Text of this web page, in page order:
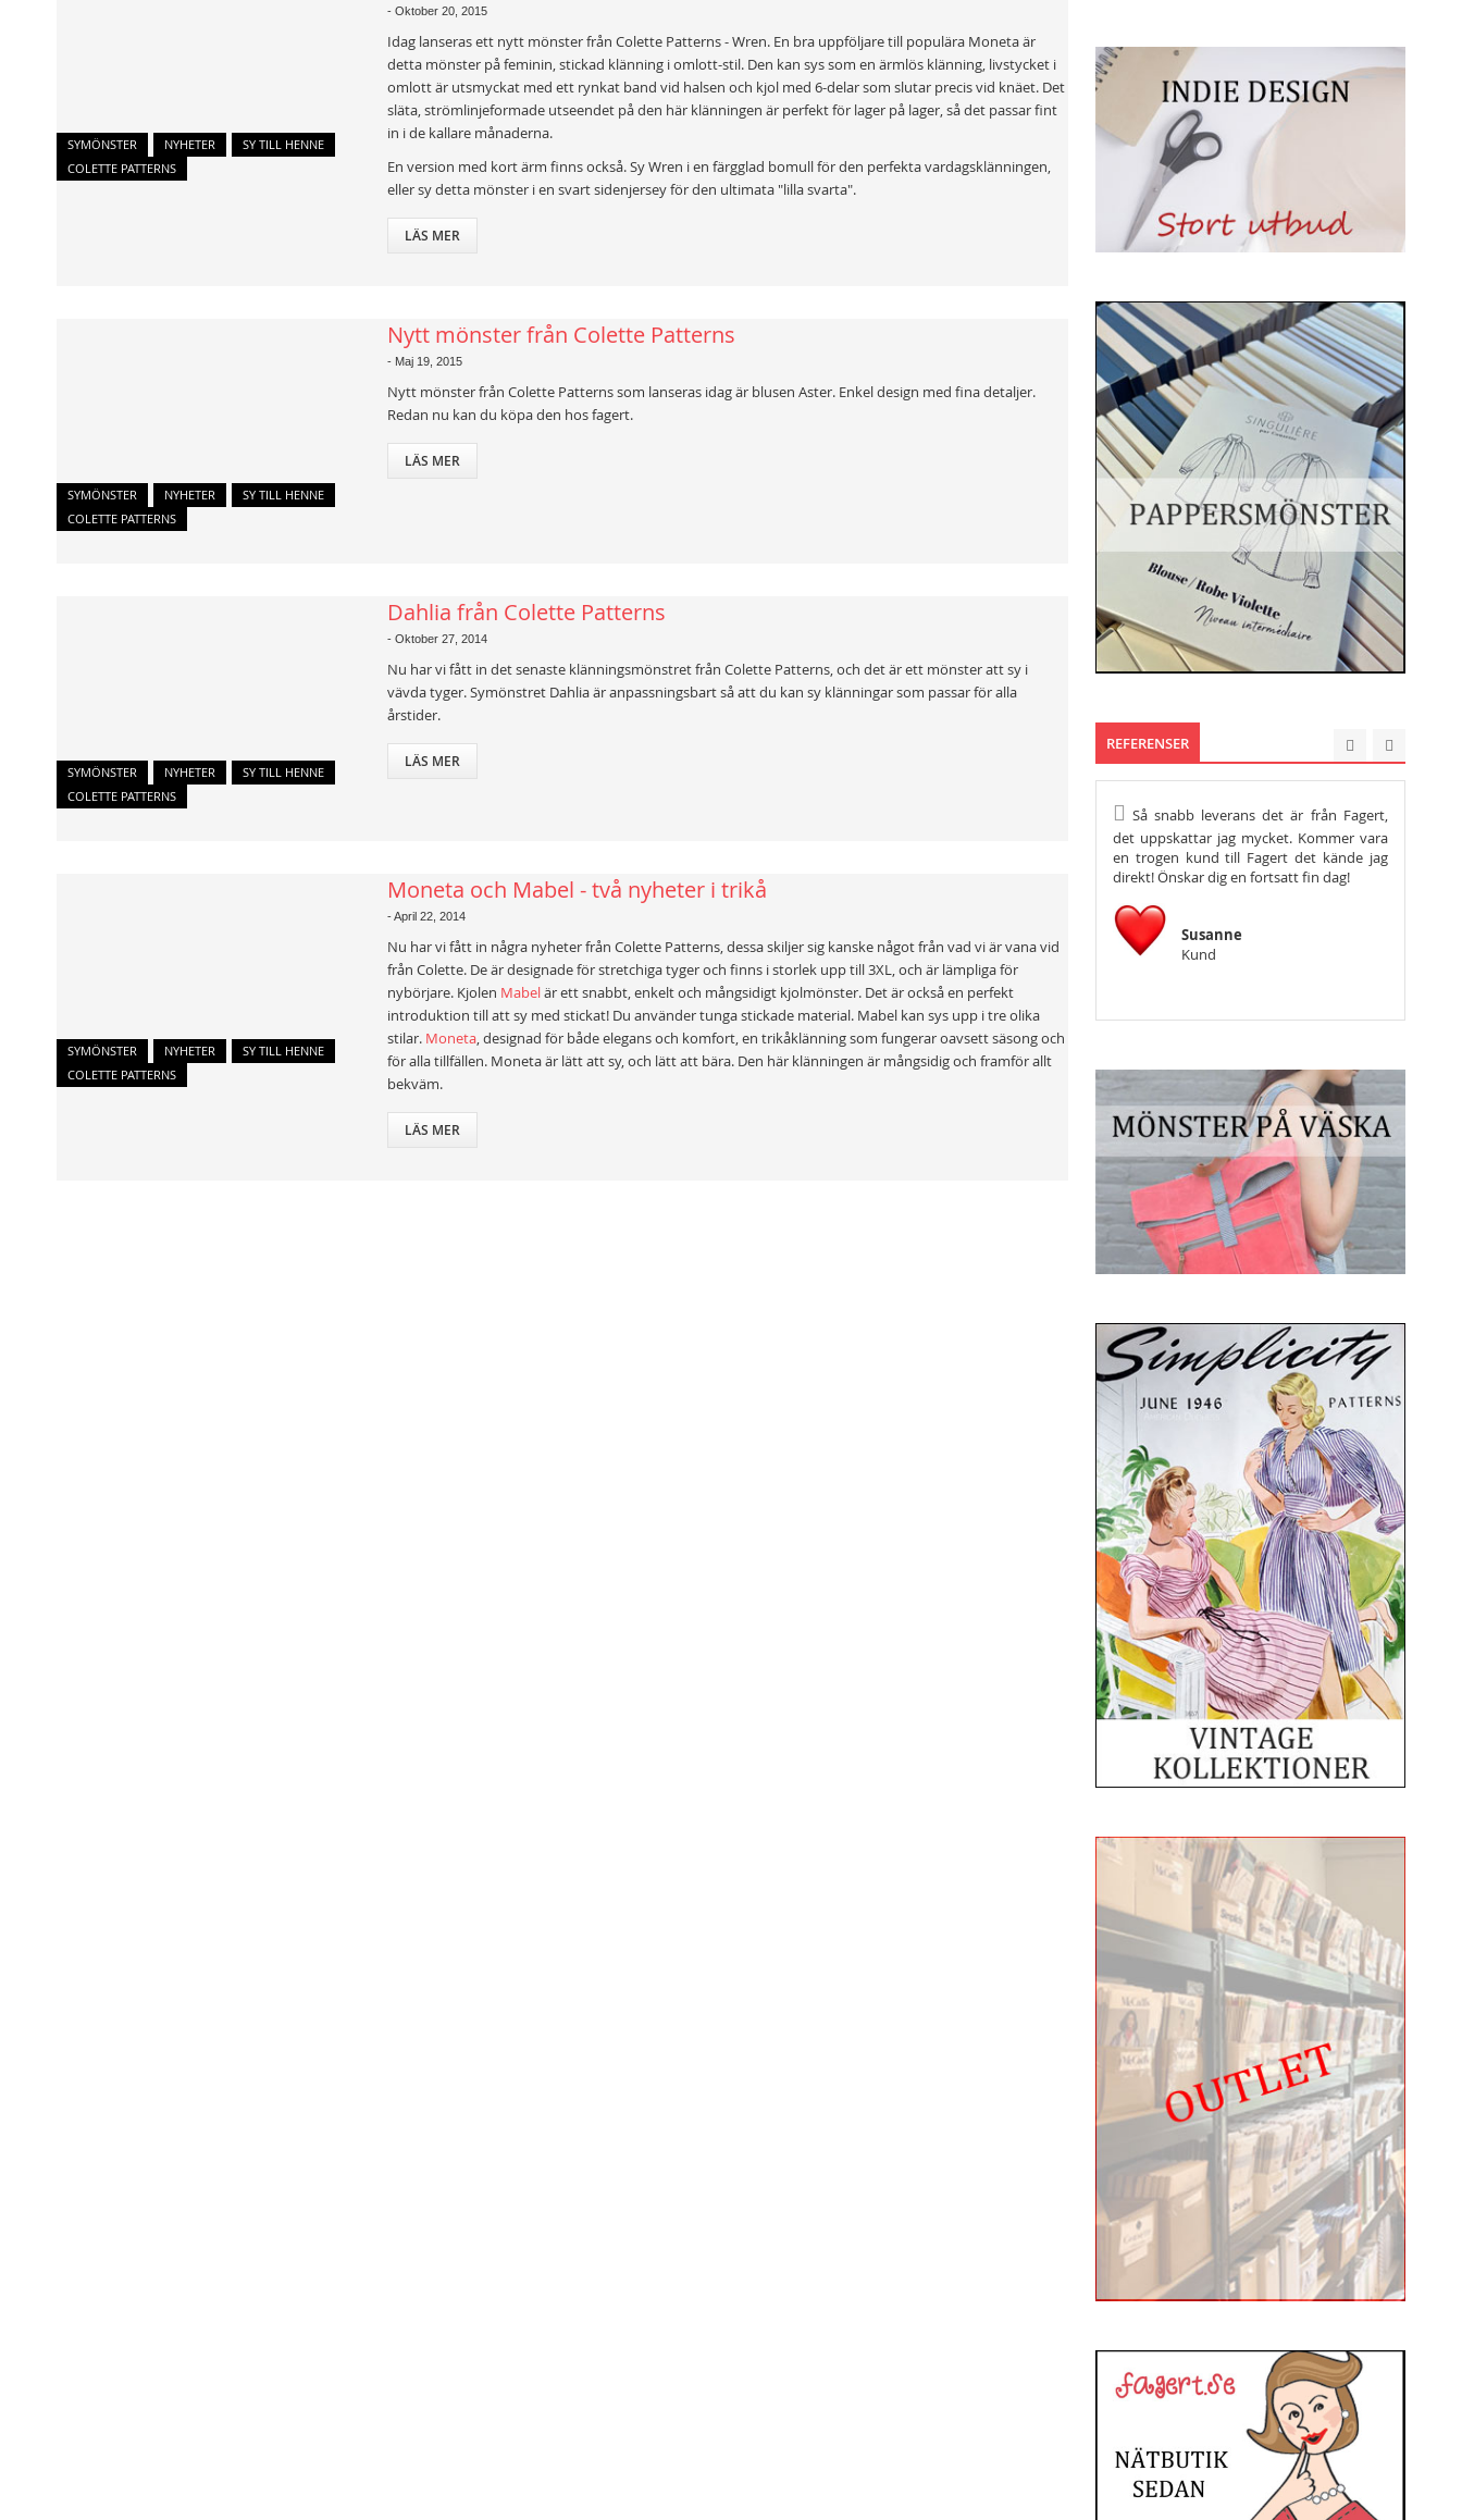
SYMÖNSTER NYHETER
SY TILL HENNE
COLETTE PATTERNS
- Oktober 20, 2015
Idag lanseras ett nytt mönster från Colette Patterns - Wren. En bra uppföljare till populära Moneta är
detta mönster på feminin, stickad klänning i omlott-stil. Den kan sys som en ärmlös klänning, livstycket i
omlott är utsmyckat med ett rynkat band vid halsen och kjol med 6-delar som slutar precis vid knäet. Det
släta, strömlinjeformade utseendet på den här klänningen är perfekt för lager på lager, så det passar fint
in i de kallare månaderna.
En version med kort ärm finns också. Sy Wren i en färgglad bomull för den perfekta vardagsklänningen,
eller sy detta mönster i en svart sidenjersey för den ultimata "lilla svarta".
LÄS MER
SYMÖNSTER NYHETER
SY TILL HENNE
COLETTE PATTERNS
Nytt mönster från Colette Patterns
- Maj 19, 2015
Nytt mönster från Colette Patterns som lanseras idag är blusen Aster. Enkel design med fina detaljer.
Redan nu kan du köpa den hos fagert.
LÄS MER
SYMÖNSTER NYHETER
SY TILL HENNE
COLETTE PATTERNS
Dahlia från Colette Patterns
- Oktober 27, 2014
Nu har vi fått in det senaste klänningsmönstret från Colette Patterns, och det är ett mönster att sy i
vävda tyger. Symönstret Dahlia är anpassningsbart så att du kan sy klänningar som passar för alla
årstider.
LÄS MER
SYMÖNSTER NYHETER
SY TILL HENNE
COLETTE PATTERNS
Moneta och Mabel - två nyheter i trikå
-April 22, 2014
Nu har vi fått in några nyheter från Colette Patterns, dessa skiljer sig kanske något från vad vi är vana vid
från Colette. De är designade för stretchiga tyger och finns i storlek upp till 3XL, och är lämpliga för
nybörjare. Kjolen Mabelär ett snabbt, enkelt och mångsidigt kjolmönster. Det är också en perfekt
introduktion till att sy med stickat! Du använder tunga stickade material. Mabel kan sys upp i tre olika
stilar. Moneta, designad för både elegans och komfort, en trikåklänning som fungerar oavsett säsong och
för alla tillfällen. Moneta är lätt att sy, och lätt att bära. Den här klänningen är mångsidig och framför allt
bekväm.
LÄS MER
REFERENSER
Så snabb leverans det är från Fagert,
det uppskattar jag mycket. Kommer vara
en trogen kund till Fagert det kände jag
direkt! Önskar dig en fortsatt fin dag!
Susanne
Kund
tacka så
önska er